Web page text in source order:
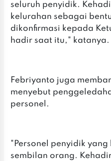
seluruh penyidik.
kelurahan sebagai
dikonfirmasi kepada
hadir saat itu," katanya.
Febriyanto juga
menyebut
personel.
"Personel penyidik
sembilan orang.